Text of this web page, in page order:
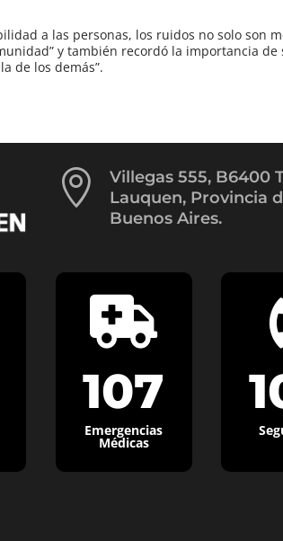
a las personas, los ruidos no solo son
y también recordó la importancia
de los demás”.

Villegas 555, B6400
Lauquen, Provincia
Buenos Aires.

107
Emergencias
Médicas